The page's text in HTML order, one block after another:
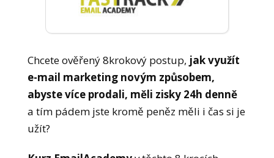
Chcete ověřený 8krokový postup, jak využít
e-mail marketing novým způsobem,
abyste více prodali, měli zisky 24h denně
a tím pádem jste kromě peněz měli i čas si je
užít?